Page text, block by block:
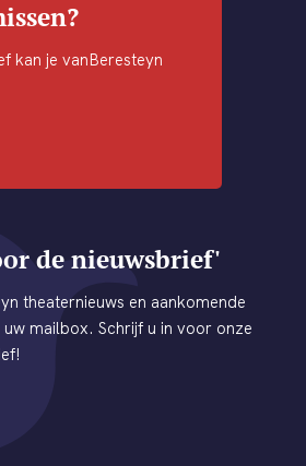
kan je vanBeresteyn
de nieuwsbrief'
theaternieuws en aankomende
mailbox. Schrijf u in voor onze